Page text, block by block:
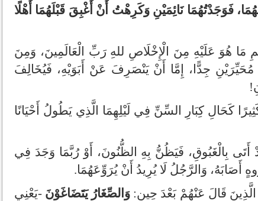
فَوَجَدْتُهُمَا نَائِمَيْنِ وَكَرِهْتُ أَنْ أَغْبِقَ قَبْلَهُمَا أَهْلًا
مَا هُوَ عَلَيْهِ مِنَ الْإِخْلَاصِ للهِ رَبِّ الْعَالَمِينَ، وَمِنَ
مُحَيِّرَيْنِ جِدًّا، إِمَّا أَنْ يَنْصَرِفَ عَنْ أَبَوَيْهِ، فَيُخَالِفَ
كَحَالِ كِبَارِ السِّنِّ فِي لَيْلِهِمَا الَّذِي يَطُولُ أَحْيَانًا
أَتَى بِالْغَبُوقِ، فَيَظُنُّ بِهِ الظُّنُونَ، أَوْ رُبَّمَا وَجَدَ فِي
أَصَابَهُ، وَالرَّجُلُ لَا يُرِيدُ أَنْ يُرَوِّعَهُمَا.
الَّذِينَ قَالَ عَنْهُمْ بَعْدَ حِينٍ: وَالصِّغَارُ يَتَضَاغَوْنَ -يَعْنِي